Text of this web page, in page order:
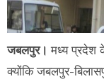
जबलपुर। मध्य प्रदेश
क्योंकि जबलपुर-